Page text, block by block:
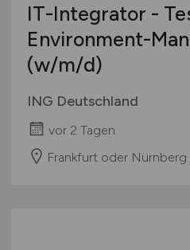
IT-Integrator -
Environment-
(w/m/d)
ING Deutschland
vor 2 Tagen
Frankfurt oder Nürnberg